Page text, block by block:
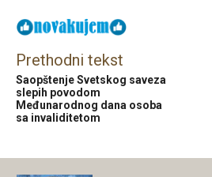
Prethodni tekst
Saopštenje Svetskog saveza
slepih povodom
Međunarodnog dana osoba
sa invaliditetom